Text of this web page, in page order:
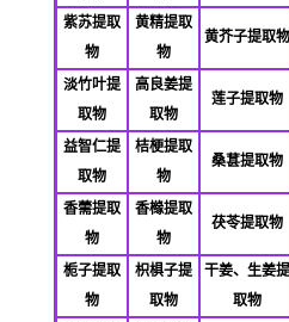
紫苏提取
物
黄精提取
物
黄芥子提取物
淡竹叶提
取物
高良姜提
取物
莲子提取物
益智仁提
取物
桔梗提取
物
桑葚提取物
香薷提取
物
香橼提取
物
茯苓提取物
栀子提取
物
枳椇子提
取物
干姜、生姜提
取物